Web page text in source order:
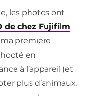
les photos ont
de chez Fujifilm
ma première
en
à l’appareil (et
plus d’animaux,